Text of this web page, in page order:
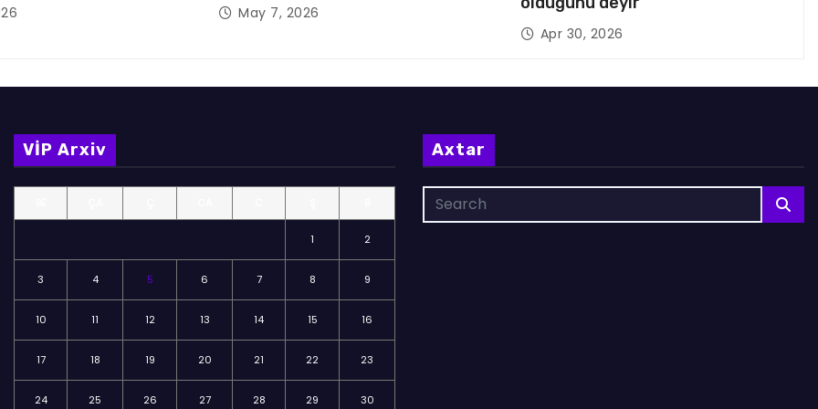
May 7, 2026
Apr 30, 2026
VİP Arxiv
1 2
3 4 5 6 7 8 9
10 11 12 13 14 15 16
17 18 19 20 21 22 23
24 25 26 27 28 29 30
Axtar